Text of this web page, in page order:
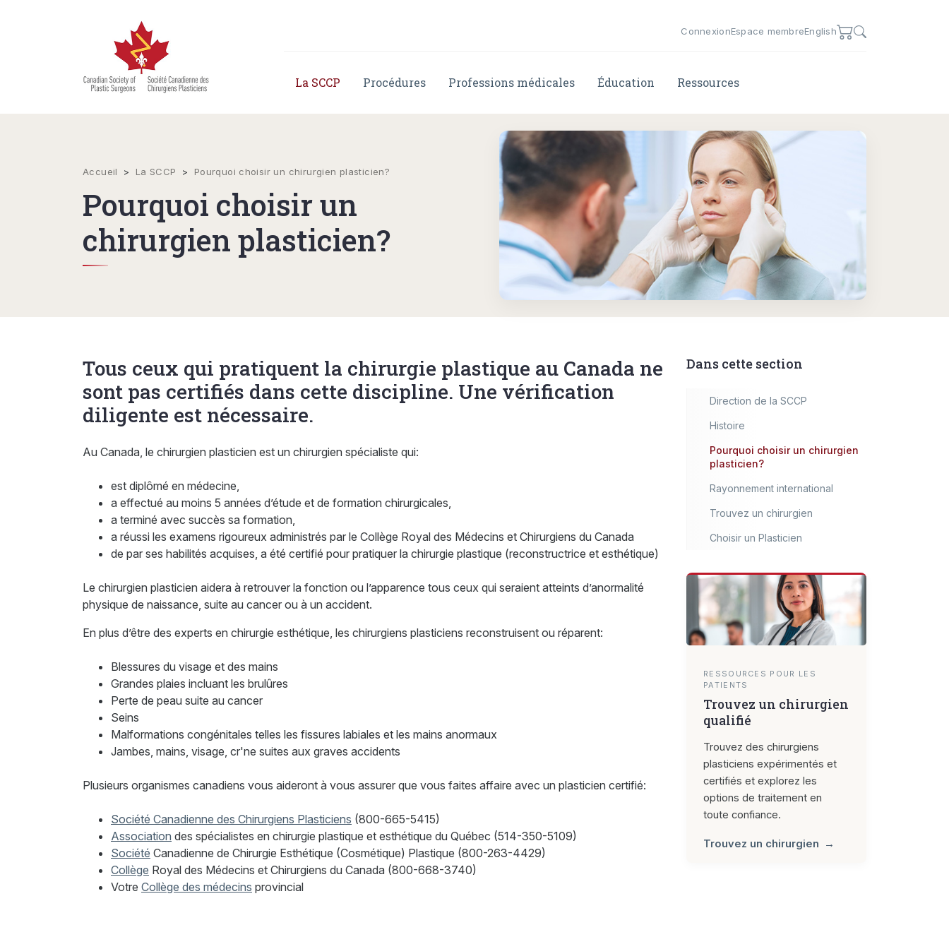
ConnexionEspace membreEnglish
La SCCP Procédures Professions médicales Éducation Ressources
Accueil > La SCCP > Pourquoi choisir un chirurgien plasticien?
Pourquoi choisir un
chirurgien plasticien?
Tous ceux qui pratiquent la chirurgie plastique au Canada ne
sont pas certifiés dans cette discipline. Une vérification
diligente est nécessaire.
Au Canada, le chirurgien plasticien est un chirurgien spécialiste qui:
est diplômé en médecine,
a effectué au moins 5 années d’étude et de formation chirurgicales,
a terminé avec succès sa formation,
a réussi les examens rigoureux administrés par le Collège Royal des Médecins et Chirurgiens du Canada
de par ses habilités acquises, a été certifié pour pratiquer la chirurgie plastique (reconstructrice et esthétique)
Le chirurgien plasticien aidera à retrouver la fonction ou l’apparence tous ceux qui seraient atteints d’anormalité
physique de naissance, suite au cancer ou à un accident.
En plus d’être des experts en chirurgie esthétique, les chirurgiens plasticiens reconstruisent ou réparent:
Blessures du visage et des mains
Grandes plaies incluant les brulûres
Perte de peau suite au cancer
Seins
Malformations congénitales telles les fissures labiales et les mains anormaux
Jambes, mains, visage, cr'ne suites aux graves accidents
Plusieurs organismes canadiens vous aideront à vous assurer que vous faites affaire avec un plasticien certifié:
Société Canadienne des Chirurgiens Plasticiens (800-665-5415)
Association des spécialistes en chirurgie plastique et esthétique du Québec (514-350-5109)
Société Canadienne de Chirurgie Esthétique (Cosmétique) Plastique (800-263-4429)
Collège Royal des Médecins et Chirurgiens du Canada (800-668-3740)
Votre Collège des médecins provincial
Dans cette section
Direction de la SCCP
Histoire
Pourquoi choisir un chirurgien
plasticien?
Rayonnement international
Trouvez un chirurgien
Choisir un Plasticien
RESSOURCES POUR LES
PATIENTS
Trouvez un chirurgien
qualifié
Trouvez des chirurgiens
plasticiens expérimentés et
certifiés et explorez les
options de traitement en
toute confiance.
Trouvez un chirurgien